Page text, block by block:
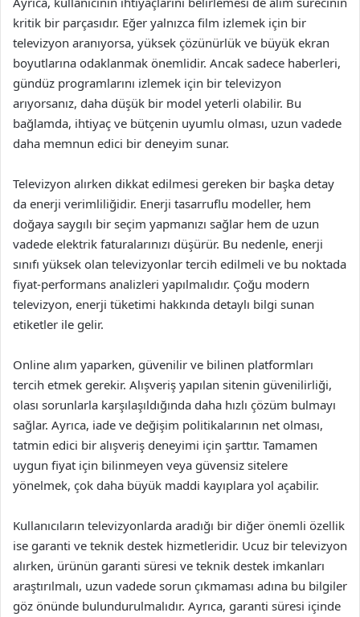
kritik bir parçasıdır. Eğer yalnızca film izlemek için bir
televizyon aranıyorsa, yüksek çözünürlük ve büyük ekran
boyutlarına odaklanmak önemlidir. Ancak sadece haberleri,
gündüz programlarını izlemek için bir televizyon
arıyorsanız, daha düşük bir model yeterli olabilir. Bu
bağlamda, ihtiyaç ve bütçenin uyumlu olması, uzun vadede
daha memnun edici bir deneyim sunar.
Televizyon alırken dikkat edilmesi gereken bir başka detay
da enerji verimliliğidir. Enerji tasarruflu modeller, hem
doğaya saygılı bir seçim yapmanızı sağlar hem de uzun
vadede elektrik faturalarınızı düşürür. Bu nedenle, enerji
sınıfı yüksek olan televizyonlar tercih edilmeli ve bu noktada
fiyat-performans analizleri yapılmalıdır. Çoğu modern
televizyon, enerji tüketimi hakkında detaylı bilgi sunan
etiketler ile gelir.
Online alım yaparken, güvenilir ve bilinen platformları
tercih etmek gerekir. Alışveriş yapılan sitenin güvenilirliği,
olası sorunlarla karşılaşıldığında daha hızlı çözüm bulmayı
sağlar. Ayrıca, iade ve değişim politikalarının net olması,
tatmin edici bir alışveriş deneyimi için şarttır. Tamamen
uygun fiyat için bilinmeyen veya güvensiz sitelere
yönelmek, çok daha büyük maddi kayıplara yol açabilir.
Kullanıcıların televizyonlarda aradığı bir diğer önemli özellik
ise garanti ve teknik destek hizmetleridir. Ucuz bir televizyon
alırken, ürünün garanti süresi ve teknik destek imkanları
araştırılmalı, uzun vadede sorun çıkmaması adına bu bilgiler
göz önünde bulundurulmalıdır. Ayrıca, garanti süresi içinde